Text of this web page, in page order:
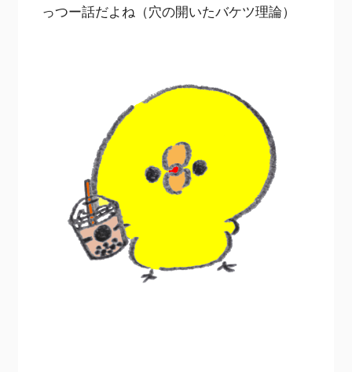
っつー話だよね（穴の開いたバケツ理論）